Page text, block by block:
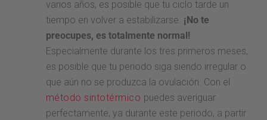
varios años, es posible que tu ciclo tarde un
tiempo en volver a estabilizarse. ¡No te
preocupes, es totalmente normal!
Especialmente durante los tres primeros meses,
es posible que tu periodo siga siendo irregular o
que aún no se produzca la ovulación. Con el
método sintotérmico puedes averiguar
perfectamente, ya durante este periodo, a partir